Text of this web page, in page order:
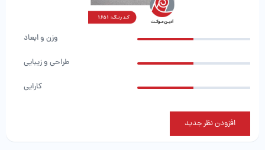
وزن و ابعاد
طراحی و زیبایی
کارایی
افزودن نظر جدید